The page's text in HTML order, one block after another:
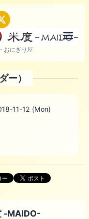
おにぎり屋
ー）
11-12 (Mon)
-MAIDO-